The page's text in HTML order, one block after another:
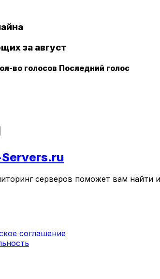
за август
во голосов Последний голос
серверов поможет вам найти
соглашение